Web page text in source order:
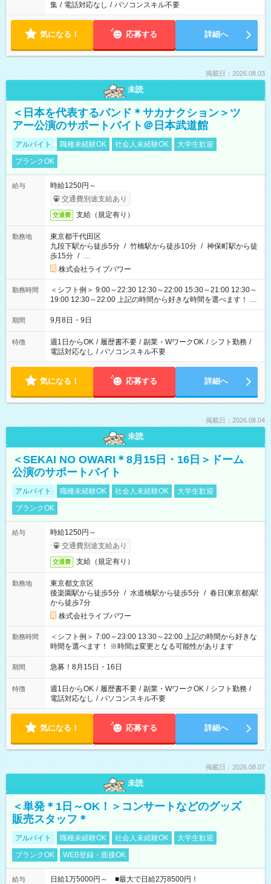
集 / 電話対応なし / パソコンスキル不要
気になる！ 応募する 詳細へ
掲載日：2026.08.03
未読
＜日本を代表するバンド＊サカナクション＞ツ
アー公演のサポートバイト＠日本武道館
アルバイト 職種未経験OK 社会人未経験OK
大学生歓迎
ブランクOK
給与
時給1250円～
交通費別途支給あり
交通費 支給（規定有り）
勤務地
東京都千代田区
九段下駅から徒歩5分 / 竹橋駅から徒歩10分 / 神保町駅から徒
歩15分 / …
株式会社ライブパワー
勤務時間
＜シフト例＞ 9:00～22:30 12:30～22:00 15:30～21:00 12:30～
19:00 12:30～22:00 上記の時間から好きな時間を選べます！ ※
時間は変更となる可能性があります
期間 9月8日・9日
特徴 週1日からOK / 履歴書不要 / 副業・WワークOK / シフト勤務 /
電話対応なし / パソコンスキル不要
気になる！ 応募する 詳細へ
掲載日：2026.08.04
未読
＜SEKAI NO OWARI＊8月15日・16日＞ドーム
公演のサポートバイト
アルバイト 職種未経験OK 社会人未経験OK
大学生歓迎
ブランクOK
給与
時給1250円～
交通費別途支給あり
交通費 支給（規定有り）
勤務地
東京都文京区
後楽園駅から徒歩5分 / 水道橋駅から徒歩5分 / 春日(東京都)駅
から徒歩7分
株式会社ライブパワー
勤務時間
＜シフト例＞ 7:00～23:00 13:30～22:00 上記の時間から好きな
時間を選べます！ ※時間は変更となる可能性があります
期間 急募！8月15日・16日
特徴 週1日からOK / 履歴書不要 / 副業・WワークOK / シフト勤務 /
電話対応なし / パソコンスキル不要
気になる！ 応募する 詳細へ
掲載日：2026.08.07
未読
＜単発＊1日～OK！＞コンサートなどのグッズ
販売スタッフ＊
アルバイト 職種未経験OK 社会人未経験OK
大学生歓迎
ブランクOK
WEB登録・面接OK
給与 日給1万5000円～ ■最大で日給2万8500円！